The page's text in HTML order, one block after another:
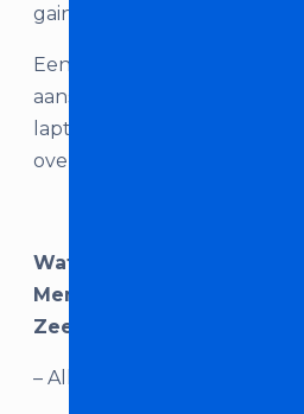
gain.
Een ander voordeel van
aansluiting, wat het
laptop of Mac eenvoudig
over te brengen van en
Wat je krijgt als je ‘Allen &
Mengpaneel’’ huurt bij
Zeeland:
– Allen & Heath ZED14FX